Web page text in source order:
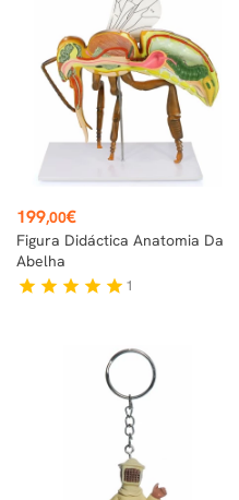
Preço
199,00€
Figura Didáctica Anatomia Da
Abelha
star star star star star 1